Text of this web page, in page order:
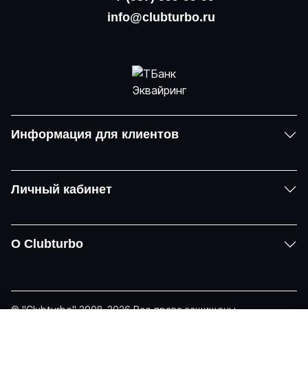
info@clubturbo.ru
Информация для клиентов
Личный кабинет
О Clubturbo
© "Clubturbo" 2008-2026 Все права защищены